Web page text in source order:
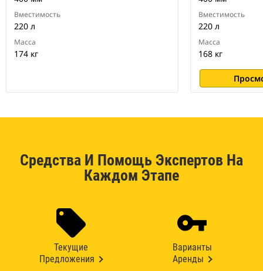
Вместимость
220 л
Масса
174 кг
Вместимость
220 л
Масса
168 кг
Средства И Помощь Экспертов На
Каждом Этапе
Текущие
Предложения
Варианты
Аренды